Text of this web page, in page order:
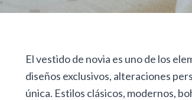
El vestido de novia es uno de los
diseños exclusivos, alteraciones
única. Estilos clásicos, modernos,